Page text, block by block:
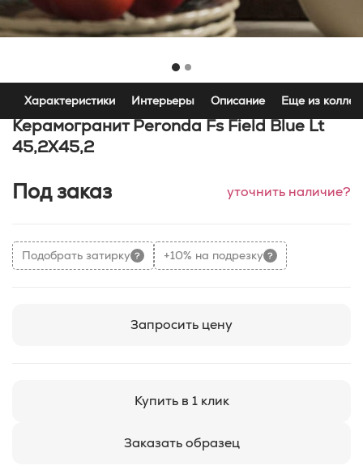
Характеристики Интерьеры Описание Еще из
Керамогранит Peronda Fs Field Blue Lt
45,2X45,2
Под заказ уточнить наличие?
Подобрать затирку +10% на подрезку
Запросить цену
Купить в 1 клик
Заказать образец